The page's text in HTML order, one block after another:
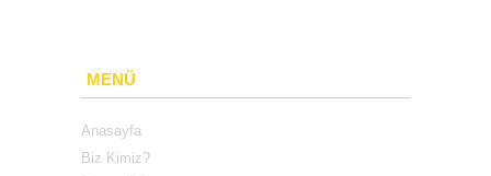
MENÜ
Anasayfa
Biz Kimiz?